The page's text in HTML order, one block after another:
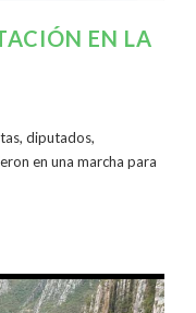
EN LA
diputados,
en una marcha para